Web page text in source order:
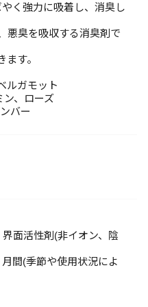
く強力に吸着し、消臭し
悪臭を吸収する消臭剤で
す。
ルガモット
ン、ローズ
バー
面活性剤(非イオン、陰
間(季節や使用状況によ